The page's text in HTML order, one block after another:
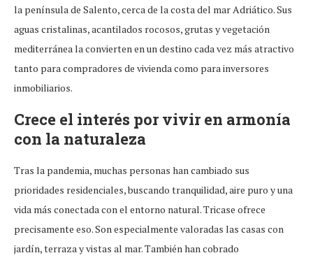
la península de Salento, cerca de la costa del mar Adriático. Sus
aguas cristalinas, acantilados rocosos, grutas y vegetación
mediterránea la convierten en un destino cada vez más atractivo
tanto para compradores de vivienda como para inversores
inmobiliarios.
Crece el interés por vivir en armonía
con la naturaleza
Tras la pandemia, muchas personas han cambiado sus
prioridades residenciales, buscando tranquilidad, aire puro y una
vida más conectada con el entorno natural. Tricase ofrece
precisamente eso. Son especialmente valoradas las casas con
jardín, terraza y vistas al mar. También han cobrado